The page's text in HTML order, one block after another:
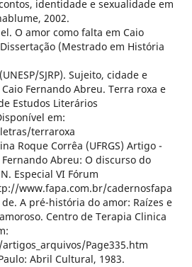
identidade e sexualidade em
2002.
O amor como falta em Caio
(Mestrado em História
SJRP). Sujeito, cidade e
Fernando Abreu. Terra roxa e
Estudos Literários
em:
terraroxa
Roque Corrêa (UFRGS) Artigo -
Abreu: O discurso do
Especial VI Fórum
www.fapa.com.br/cadernosfapa
de. A pré-história do amor: Raízes e
Centro de Terapia Clinica
Page335.htm
Abril Cultural, 1983.